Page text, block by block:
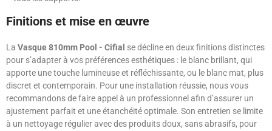
Finitions et mise en œuvre
La Vasque 810mm Pool - Cifial se décline en deux finitions distinctes
pour s’adapter à vos préférences esthétiques : le blanc brillant, qui
apporte une touche lumineuse et réfléchissante, ou le blanc mat, plus
discret et contemporain. Pour une installation réussie, nous vous
recommandons de faire appel à un professionnel afin d’assurer un
ajustement parfait et une étanchéité optimale. Son entretien se limite
à un nettoyage régulier avec des produits doux, sans abrasifs, pour